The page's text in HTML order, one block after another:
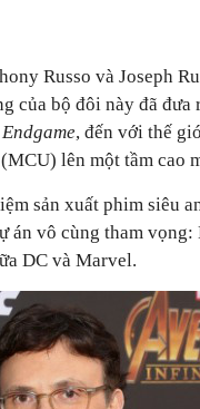
Russo và Joseph
của bộ đôi này đã đưa
Endgame, đến với thế
lên một tầm cao
sản xuất phim siêu
án vô cùng tham
DC và Marvel.